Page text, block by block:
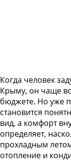
Когда человек
Крыму, он чаще
бюджете. Но уже
становится
вид, а комфорт
определяет,
прохладным
отопление и